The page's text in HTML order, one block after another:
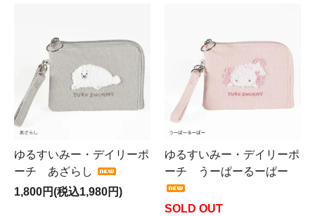
ゆるすいみー・デイリーポ
ーチ あざらし
1,800円(税込1,980円)
ゆるすいみー・デイリーポ
ーチ うーぱーるーぱー
SOLD OUT